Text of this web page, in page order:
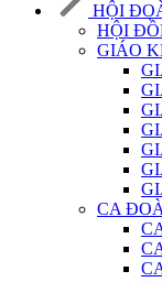
HỘI
HỘI
GIÁO
CA